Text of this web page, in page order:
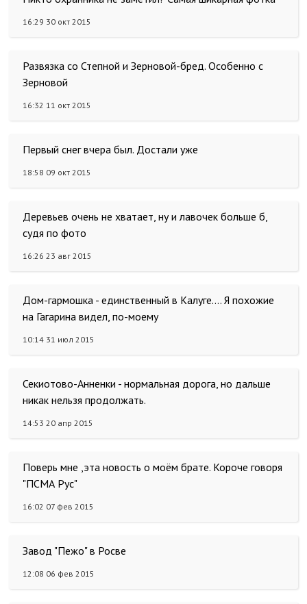
16:29 30 окт 2015
Развязка со Степной и Зерновой-бред. Особенно с
Зерновой
16:32 11 окт 2015
Первый снег вчера был. Достали уже
18:58 09 окт 2015
Деревьев очень не хватает, ну и лавочек больше б,
судя по фото
16:26 23 авг 2015
Дом-гармошка - единственный в Калуге.... Я похожие
на Гагарина видел, по-моему
10:14 31 июл 2015
Секиотово-Анненки - нормальная дорога, но дальше
никак нельзя продолжать.
14:53 20 апр 2015
Поверь мне ,эта новость о моём брате. Короче говоря
"ПСМА Рус"
16:02 07 фев 2015
Завод "Пежо" в Росве
12:08 06 фев 2015